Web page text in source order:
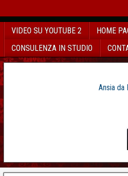
VIDEO SU YOUTUBE 2 HOME
CONSULENZA IN STUDIO
Ansia